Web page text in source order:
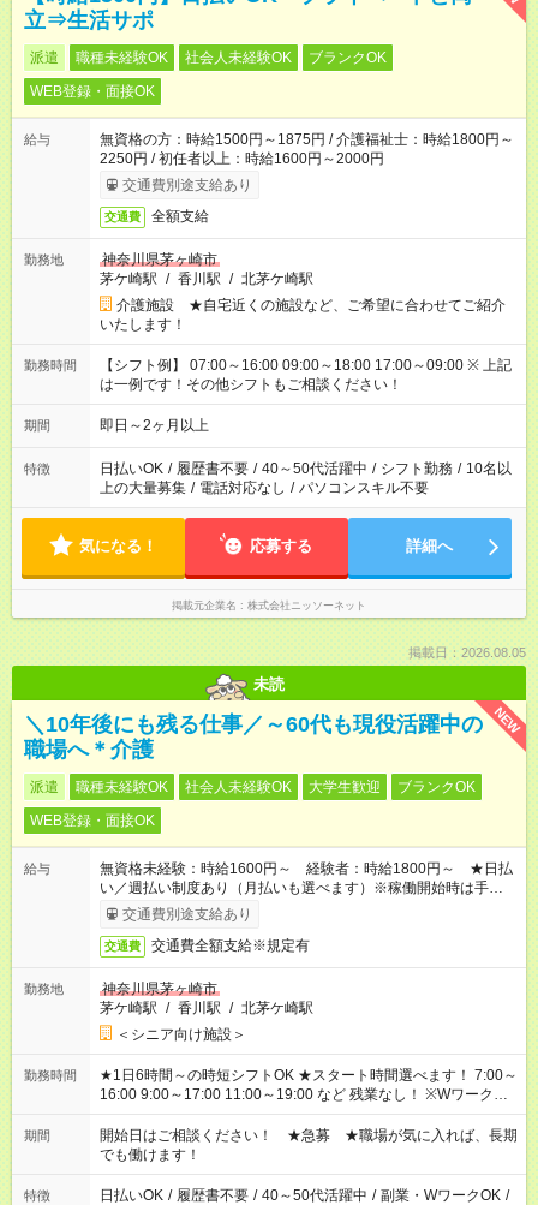
立⇒生活サポ
派遣 職種未経験OK 社会人未経験OK
ブランクOK
WEB登録・面接OK
給与
無資格の方：時給1500円～1875円 / 介護福祉士：時給1800円～
2250円 / 初任者以上：時給1600円～2000円
交通費別途支給あり
交通費 全額支給
勤務地
神奈川県茅ヶ崎市
茅ケ崎駅 / 香川駅 / 北茅ケ崎駅
介護施設 ★自宅近くの施設など、ご希望に合わせてご紹介
いたします！
勤務時間
【シフト例】 07:00～16:00 09:00～18:00 17:00～09:00 ※ 上記
は一例です！その他シフトもご相談ください！
期間 即日～2ヶ月以上
特徴 日払いOK / 履歴書不要 / 40～50代活躍中 / シフト勤務 / 10名以
上の大量募集 / 電話対応なし / パソコンスキル不要
気になる！ 応募する 詳細へ
掲載元企業名 株式会社ニッソーネット
掲載日：2026.08.05
未読
NEW
＼10年後にも残る仕事／～60代も現役活躍中の
職場へ＊介護
派遣 職種未経験OK 社会人未経験OK 大学生歓迎
ブランクOK
WEB登録・面接OK
給与
無資格未経験：時給1600円～ 経験者：時給1800円～ ★日払
い／週払い制度あり（月払いも選べます）※稼働開始時は手続き
完了次第のお支払いとなります。
交通費別途支給あり
交通費 交通費全額支給※規定有
勤務地
神奈川県茅ヶ崎市
茅ケ崎駅 / 香川駅 / 北茅ケ崎駅
＜シニア向け施設＞
勤務時間
★1日6時間～の時短シフトOK ★スタート時間選べます！ 7:00～
16:00 9:00～17:00 11:00～19:00 など 残業なし！ ※Wワークの
場合、他のお仕事と合わせ週40時間超の就業はご案内できませ
ん ※法令に基づき、週20時間以上勤務は社会保険への加入対象
となります ※労働者派遣法（日雇い派遣の原則禁止）により、
短時間・短期間の就業はご案内が難しい場合があります
期間
開始日はご相談ください！ ★急募 ★職場が気に入れば、長期
でも働けます！
特徴 日払いOK / 履歴書不要 / 40～50代活躍中 / 副業・WワークOK /